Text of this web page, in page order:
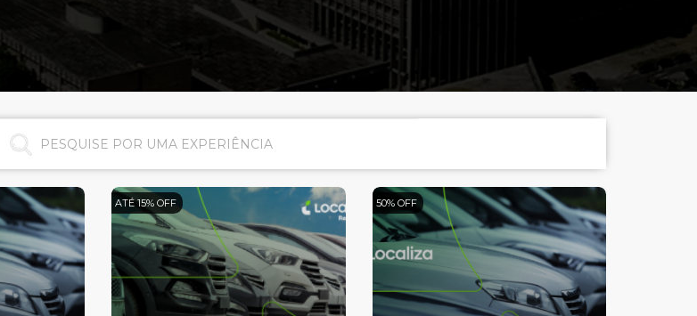
ATÉ 15% OFF 50% OFF